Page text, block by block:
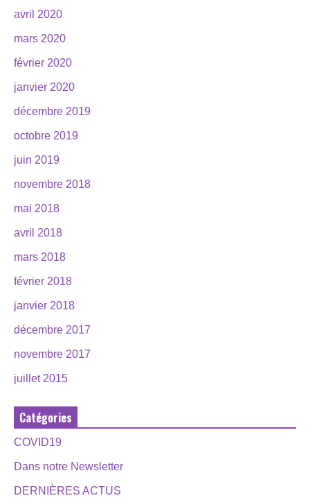
avril 2020
mars 2020
février 2020
janvier 2020
décembre 2019
octobre 2019
juin 2019
novembre 2018
mai 2018
avril 2018
mars 2018
février 2018
janvier 2018
décembre 2017
novembre 2017
juillet 2015
Catégories
COVID19
Dans notre Newsletter
DERNIÈRES ACTUS